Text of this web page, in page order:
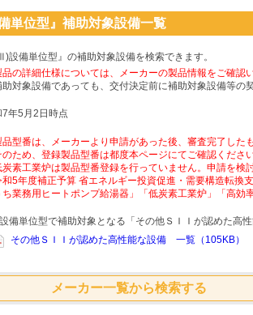
単位型』補助対象設備一覧
設備単位型』の補助対象設備を検索できます。
の詳細仕様については、メーカーの製品情報をご確認
対象設備であっても、交付決定前に補助対象設備等の
7年5月2日時点
型番は、メーカーより申請があった後、審査完了した
のため、登録製品型番は都度本ページにてご確認くださ
素工業炉は製品型番登録を行っていません。申請を検
5年度補正予算 省エネルギー投資促進・需要構造転換
ち業務用ヒートポンプ給湯器」「低炭素工業炉」「高
備単位型で補助対象となる「その他ＳＩＩが認めた高
その他ＳＩＩが認めた高性能な設備 一覧（105KB）
メーカー一覧から検索する